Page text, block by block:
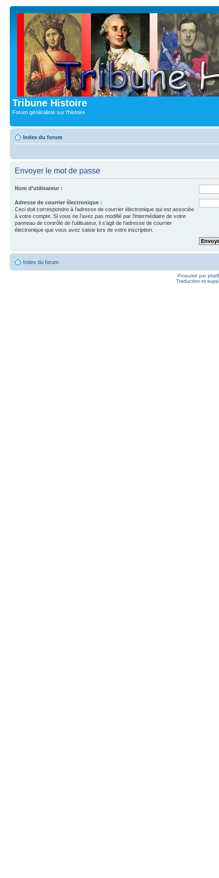
Tribune Histoire
Forum généraliste sur l'histoire
Index du forum
Envoyer le mot de passe
Nom d’utilisateur :
Adresse de courrier électronique :
Ceci doit correspondre à l’adresse de courrier électronique qui est associée
à votre compte. Si vous ne l’avez pas modifié par l’intermédiaire de votre
panneau de contrôle de l’utilisateur, il s’agit de l’adresse de courrier
électronique que vous avez saisie lors de votre inscription.
Index du forum
Propulsé par
Traduction et